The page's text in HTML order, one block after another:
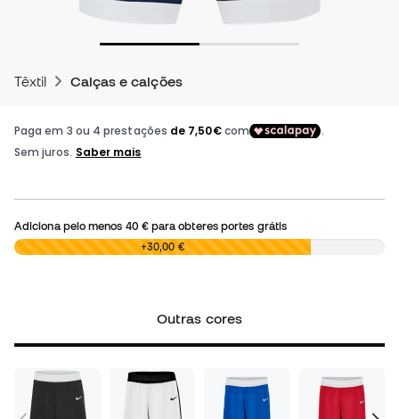
Têxtil Calças e calções
Adiciona pelo menos 40 €para obteres portes grátis
0,00 € +30,00 €
Outras cores